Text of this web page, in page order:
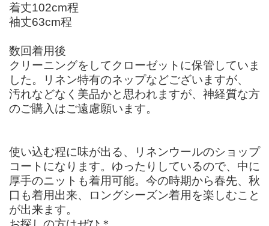
着丈102cm程
袖丈63cm程
数回着用後
クリーニングをしてクローゼットに保管していま
した。リネン特有のネップなどございますが、
汚れなどなく美品かと思われますが、神経質な方
のご購入はご遠慮願います。
使い込む程に味が出る、リネンウールのショップ
コートになります。ゆったりしているので、中に
厚手のニットも着用可能。今の時期から春先、秋
口も着用出来、ロングシーズン着用を楽しむこと
が出来ます。